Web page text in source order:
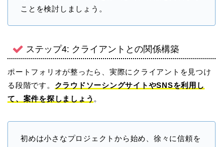
ことを検討しましょう。
ステップ4: クライアントとの関係構築
ポートフォリオが整ったら、実際にクライアントを見つけ
る段階です。 クラウドソーシングサイトやSNSを利用し
て、案件を探しましょう 。
初めは小さなプロジェクトから始め、徐々に信頼を